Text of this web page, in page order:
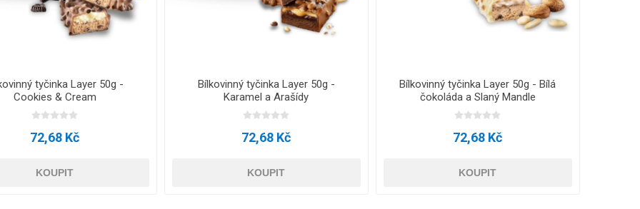
tyčinka Layer 50g -
Cookies & Cream
72,68 Kč
KOUPIT
Bílkovinný tyčinka Layer 50g -
Karamel a Arašídy
72,68 Kč
KOUPIT
Bílkovinný tyčinka Layer 50g - Bílá
čokoláda a Slaný Mandle
72,68 Kč
KOUPIT